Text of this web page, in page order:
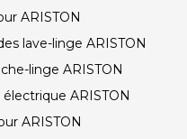
ARISTON
lave-linge ARISTON
linge ARISTON
ARISTON
ARISTON